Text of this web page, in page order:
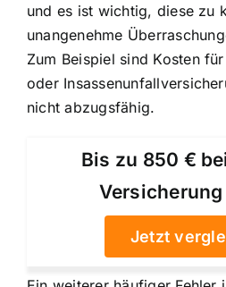
und es ist wichtig, diese zu
unangenehme
Zum Beispiel sind Kosten
oder
nicht abzugsfähig.
Bis zu 850 €
Jetzt